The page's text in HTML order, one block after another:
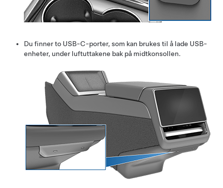
Du finner to USB-C-porter, som kan brukes til å lade USB-
enheter, under luftuttakene bak på midtkonsollen.